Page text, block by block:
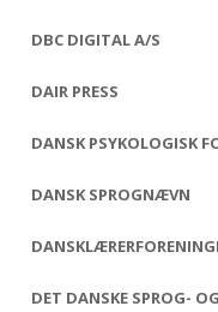
DBC DIGITAL A/S
DAIR PRESS
DANSK PSYKOLOGISK
DANSK SPROGNÆVN
DET DANSKE SPROG-